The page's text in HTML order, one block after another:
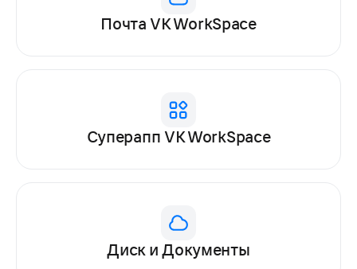
Почта VK WorkSpace
Суперапп VK WorkSpace
Диск и Документы